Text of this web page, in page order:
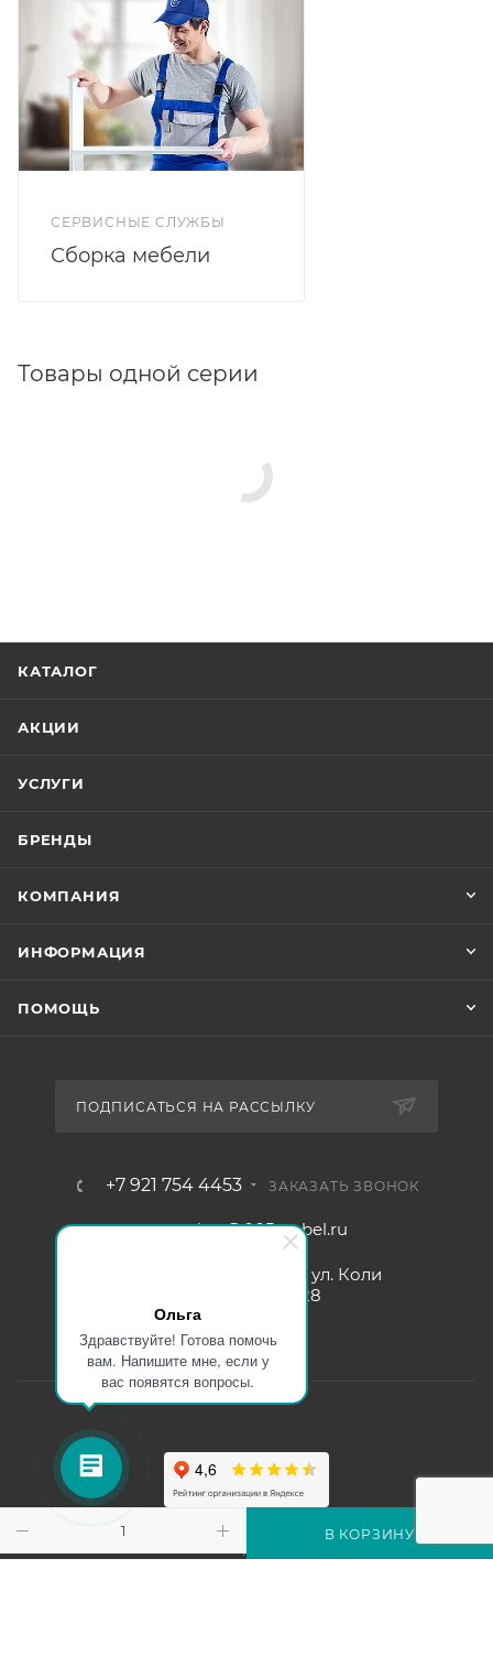
Ольга
Здравствуйте! Готова помочь
вам. Напишите мне, если у
вас появятся вопросы.
В КОРЗИНУ
СЕРВИСНЫЕ СЛУЖБЫ
Сборка мебели
Товары одной серии
КАТАЛОГ
АКЦИИ
УСЛУГИ
БРЕНДЫ
КОМПАНИЯ
ИНФОРМАЦИЯ
ПОМОЩЬ
ПОДПИСАТЬСЯ НА РАССЫЛКУ
+7 921 754 4453 ЗАКАЗАТЬ ЗВОНОК
zakaz@005mebel.ru
г. Санкт-Петербург, ул. Коли
Томчака д. 28
Интернет магазин мебели в Санкт-Петербурге © 2000-2026
г.